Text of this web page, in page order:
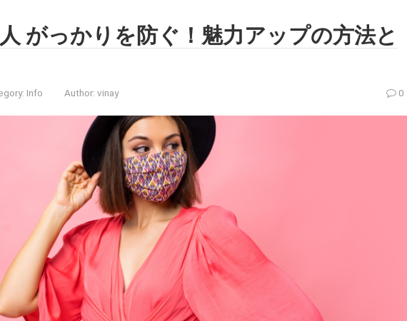
がっかりを防ぐ！魅力アップの方法と
Info Author: vinay 0